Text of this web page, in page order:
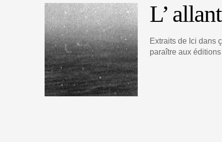
L’
Extraits de Ici dans
paraître aux